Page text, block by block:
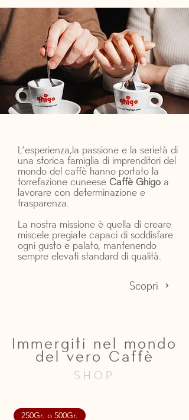
L’esperienza,la passione e la serietà di
una storica famiglia di imprenditori del
mondo del caffè hanno portato la
torrefazione cuneese Caffè Ghigo a
lavorare con determinazione e
trasparenza.
La nostra missione è quella di creare
miscele pregiate capaci di soddisfare
ogni gusto e palato, mantenendo
sempre elevati standard di qualità.
Scopri
Immergiti nel mondo
del vero Caffè
SHOP
250Gr. o 500Gr.